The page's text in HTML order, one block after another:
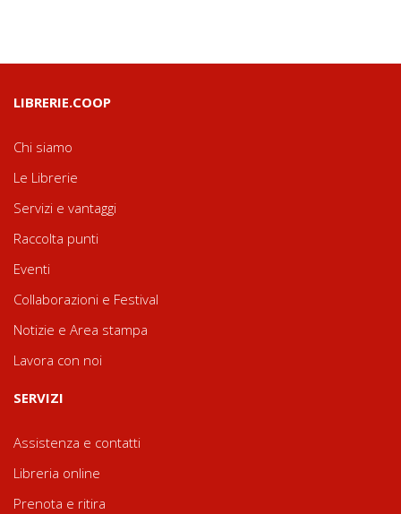
LIBRERIE.COOP
Chi siamo
Le Librerie
Servizi e vantaggi
Raccolta punti
Eventi
Collaborazioni e Festival
Notizie e Area stampa
Lavora con noi
SERVIZI
Assistenza e contatti
Libreria online
Prenota e ritira